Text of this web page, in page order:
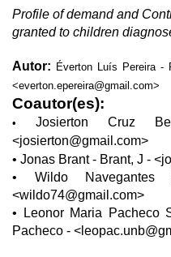
Profile of demand and
granted to children
Autor: Éverton Luís Pereira
<everton.epereira@gmail.com>
Coautor(es):
•
Josierton Cruz
<josierton@gmail.com>
• Jonas Brant - Brant, J - <
• Wildo
<wildo74@gmail.com>
• Leonor Maria Pacheco
Pacheco - <